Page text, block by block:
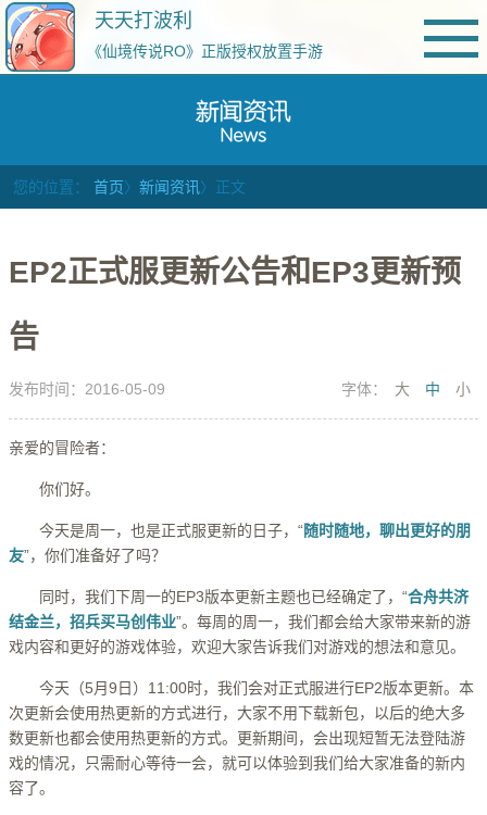
天天打波利
《仙境传说RO》正版授权放置手游
您的位置： 首页〉 新闻资讯 〉正文
EP2正式服更新公告和EP3更新预
告
发布时间：2016-05-09 字体： 大 中 小
亲爱的冒险者：
你们好。
今天是周一，也是正式服更新的日子，“随时随地，聊出更好的朋
友”，你们准备好了吗？
同时，我们下周一的EP3版本更新主题也已经确定了，“合舟共济
结金兰，招兵买马创伟业”。每周的周一，我们都会给大家带来新的游
戏内容和更好的游戏体验，欢迎大家告诉我们对游戏的想法和意见。
今天（5月9日）11:00时，我们会对正式服进行EP2版本更新。本
次更新会使用热更新的方式进行，大家不用下载新包，以后的绝大多
数更新也都会使用热更新的方式。更新期间，会出现短暂无法登陆游
戏的情况，只需耐心等待一会，就可以体验到我们给大家准备的新内
容了。